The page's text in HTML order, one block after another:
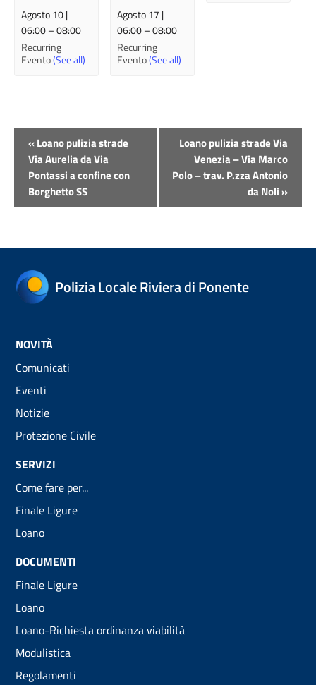
Agosto 10 |
06:00–08:00
Recurring
Evento(See all)
Agosto 17 |
06:00–08:00
Recurring
Evento(See all)
Evento
Navigazione
«Loano pulizia strade
Via Aurelia da Via
Pontassi a confine con
Borghetto SS
Loano pulizia strade Via
Venezia – Via Marco
Polo – trav. P.zza Antonio
da Noli»
Polizia Locale Riviera di Ponente
NOVITÀ
Comunicati
Eventi
Notizie
Protezione Civile
SERVIZI
Come fare per...
Finale Ligure
Loano
DOCUMENTI
Finale Ligure
Loano
Loano-Richiesta ordinanza viabilità
Modulistica
Regolamenti